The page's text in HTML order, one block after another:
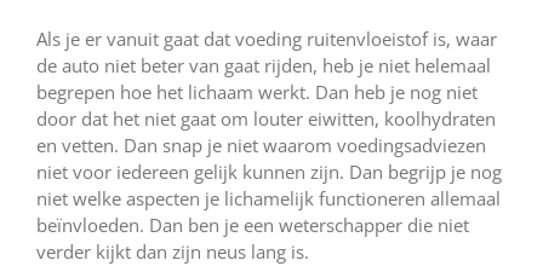
Als je er vanuit gaat dat voeding ruitenvloeistof is, waar
de auto niet beter van gaat rijden, heb je niet helemaal
begrepen hoe het lichaam werkt. Dan heb je nog niet
door dat het niet gaat om louter eiwitten, koolhydraten
en vetten. Dan snap je niet waarom voedingsadviezen
niet voor iedereen gelijk kunnen zijn. Dan begrijp je nog
niet welke aspecten je lichamelijk functioneren allemaal
beïnvloeden. Dan ben je een weterschapper die niet
verder kijkt dan zijn neus lang is.